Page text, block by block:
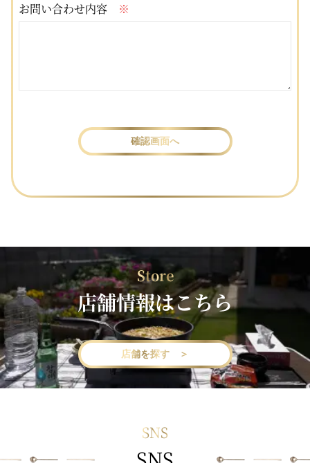
お問い合わせ内容 ※
Store
店舗情報はこちら
店舗を探す ＞
SNS